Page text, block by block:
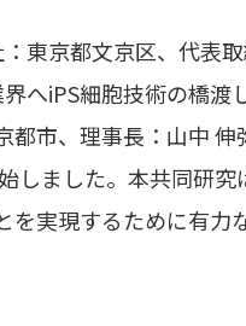
東京都文京区、代表
へiPS細胞技術の橋渡
都市、理事長：山中 伸
しました。本共同研究
実現するために有力